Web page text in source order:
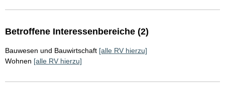
Betroffene Interessenbereiche (2)
Bauwesen und Bauwirtschaft [alle RV hierzu]
Wohnen [alle RV hierzu]